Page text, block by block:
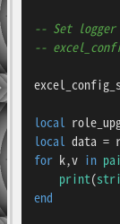
-- Set logger
--
local
local data =
for k,v in
print(
end